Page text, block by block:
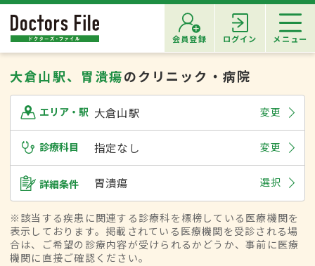
会員登録 ログイン メニュー
大倉山駅、胃潰瘍のクリニック・病院
エリア・駅 大倉山駅 変更
診療科目 指定なし 変更
詳細条件 胃潰瘍 選択
※該当する疾患に関連する診療科を標榜している医療機関を
表示しております。掲載されている医療機関を受診される場
合は、ご希望の診療内容が受けられるかどうか、事前に医療
機関に直接ご確認ください。